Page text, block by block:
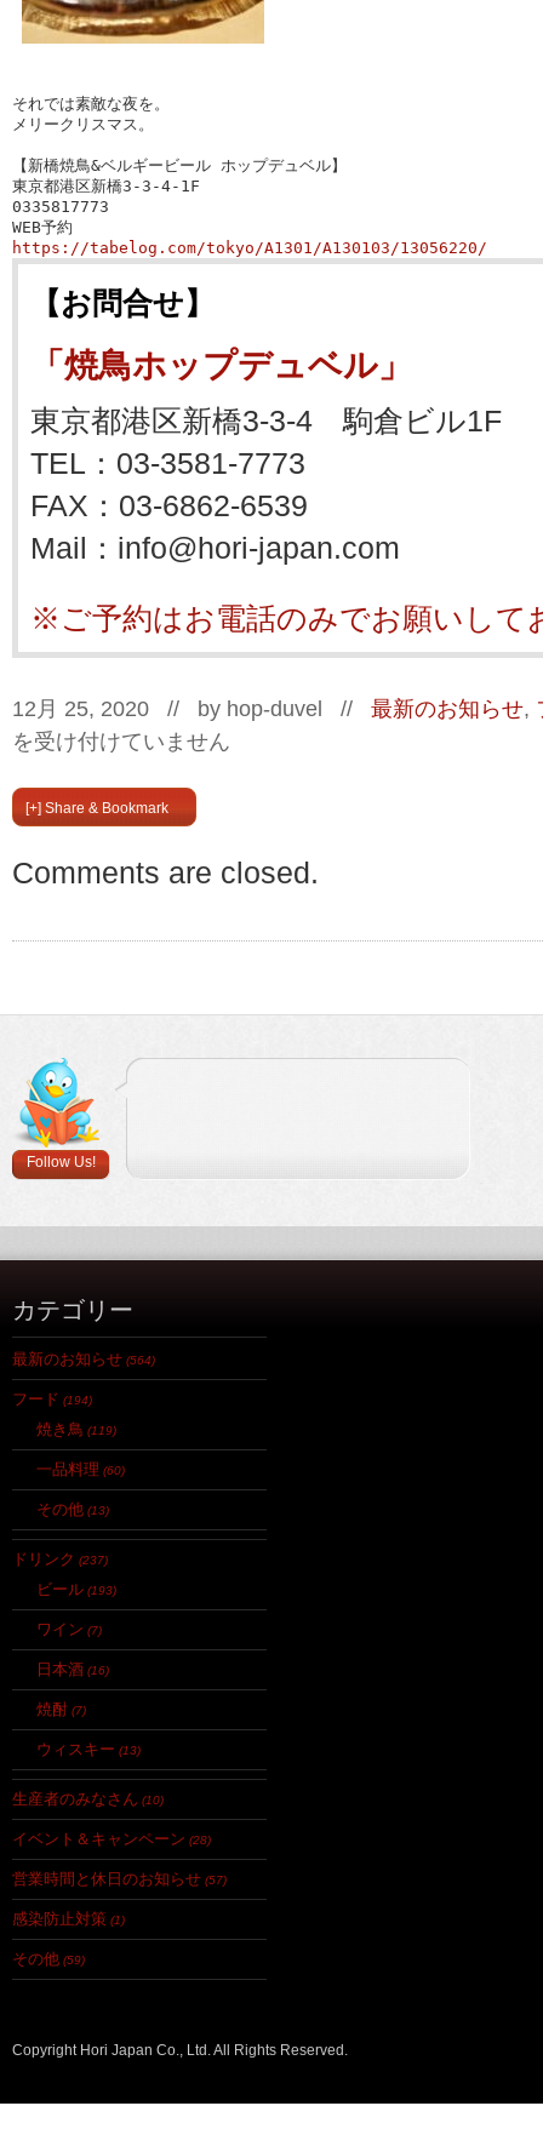
それでは素敵な夜を。
メリークリスマス。
【新橋焼鳥&ベルギービール ホップデュベル】
0335817773
https://tabelog.com/tokyo/A1301/A130103/13056220/
【お問合せ】
「焼鳥ホップデュベル」
東京都港区新橋3-3-4 駒倉ビル1F
TEL：03-3581-7773
FAX：03-6862-6539
Mail：info@hori-japan.com
※ご予約はお電話のみでお願いして
12月 25, 2020 // by hop-duvel // 最新のお知らせ,
を受け付けていません
[+] Share & Bookmark
Comments are closed.
Follow Us!
カテゴリー
最新のお知らせ (564)
フード (194)
焼き鳥 (119)
一品料理 (60)
その他 (13)
ドリンク (237)
ビール (193)
ワイン (7)
日本酒 (16)
焼酎 (7)
ウィスキー (13)
生産者のみなさん (10)
イベント＆キャンペーン (28)
営業時間と休日のお知らせ (57)
感染防止対策 (1)
その他 (59)
Copyright Hori Japan Co., Ltd. All Rights Reserved.